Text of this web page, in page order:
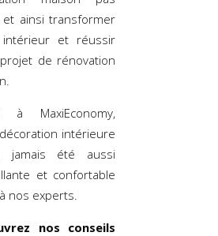
et ainsi transformer
et réussir
de rénovation
à MaxiEconomy,
intérieure
jamais été aussi
et confortable
nos experts.
nos conseils